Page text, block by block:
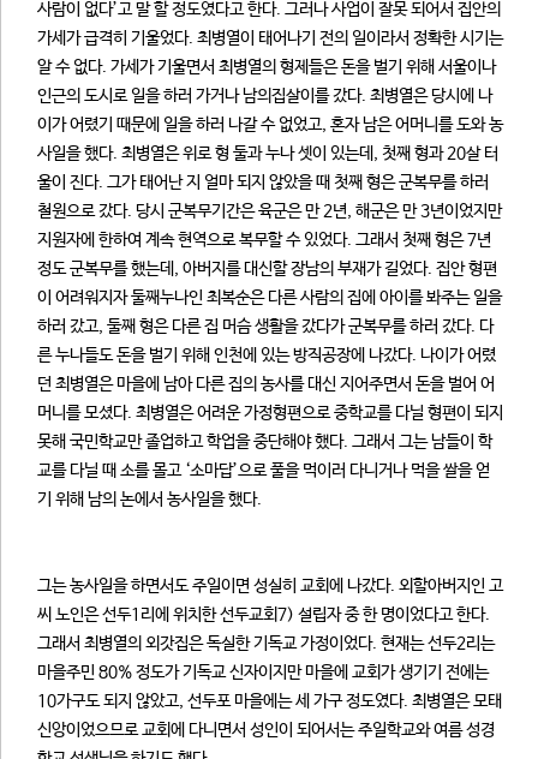
사람이 없다’고 말 할 정도였다고 한다. 그러나 사업이 잘못 되어서 집안의
가세가 급격히 기울었다. 최병열이 태어나기 전의 일이라서 정확한 시기는
알 수 없다. 가세가 기울면서 최병열의 형제들은 돈을 벌기 위해 서울이나
인근의 도시로 일을 하러 가거나 남의집살이를 갔다. 최병열은 당시에 나
이가 어렸기 때문에 일을 하러 나갈 수 없었고, 혼자 남은 어머니를 도와 농
사일을 했다. 최병열은 위로 형 둘과 누나 셋이 있는데, 첫째 형과 20살 터
울이 진다. 그가 태어난 지 얼마 되지 않았을 때 첫째 형은 군복무를 하러
철원으로 갔다. 당시 군복무기간은 육군은 만 2년, 해군은 만 3년이었지만
지원자에 한하여 계속 현역으로 복무할 수 있었다. 그래서 첫째 형은 7년
정도 군복무를 했는데, 아버지를 대신할 장남의 부재가 길었다. 집안 형편
이 어려워지자 둘째누나인 최복순은 다른 사람의 집에 아이를 봐주는 일을
하러 갔고, 둘째 형은 다른 집 머슴 생활을 갔다가 군복무를 하러 갔다. 다
른 누나들도 돈을 벌기 위해 인천에 있는 방직공장에 나갔다. 나이가 어렸
던 최병열은 마을에 남아 다른 집의 농사를 대신 지어주면서 돈을 벌어 어
머니를 모셨다. 최병열은 어려운 가정형편으로 중학교를 다닐 형편이 되지
못해 국민학교만 졸업하고 학업을 중단해야 했다. 그래서 그는 남들이 학
교를 다닐 때 소를 몰고 ‘소마답’으로 풀을 먹이러 다니거나 먹을 쌀을 얻
기 위해 남의 논에서 농사일을 했다.
그는 농사일을 하면서도 주일이면 성실히 교회에 나갔다. 외할아버지인 고
씨 노인은 선두1리에 위치한 선두교회7) 설립자 중 한 명이었다고 한다.
그래서 최병열의 외갓집은 독실한 기독교 가정이었다. 현재는 선두2리는
마을주민 80% 정도가 기독교 신자이지만 마을에 교회가 생기기 전에는
10가구도 되지 않았고, 선두포 마을에는 세 가구 정도였다. 최병열은 모태
신앙이었으므로 교회에 다니면서 성인이 되어서는 주일학교와 여름 성경